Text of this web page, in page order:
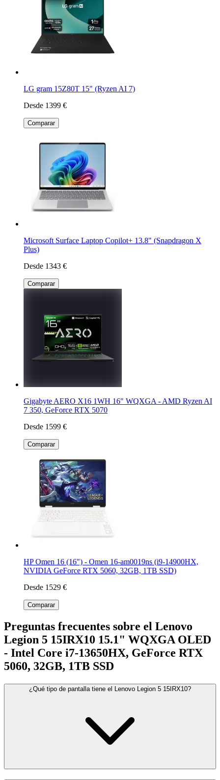
LG gram 15Z80T 15" (Ryzen AI 7)
Desde 1399 €
Comparar
Microsoft Surface Laptop Copilot+ 13.8" (Snapdragon X
Plus)
Desde 1343 €
Comparar
Gigabyte AERO X16 1WH 16" WQXGA - AMD Ryzen AI
7 350, GeForce RTX 5070
Desde 1599 €
Comparar
HP Omen 16 (16") - Omen 16-am0019ns (i9-14900HX,
NVIDIA GeForce RTX 5060, 32GB, 1TB SSD)
Desde 1529 €
Comparar
Preguntas frecuentes sobre el Lenovo
Legion 5 15IRX10 15.1" WQXGA OLED
- Intel Core i7-13650HX, GeForce RTX
5060, 32GB, 1TB SSD
¿Qué tipo de pantalla tiene el Lenovo Legion 5 15IRX10?